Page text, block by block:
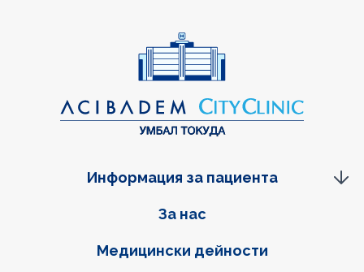
Фуутер навигация
За нас
Медицински дейности
Информация за пациента